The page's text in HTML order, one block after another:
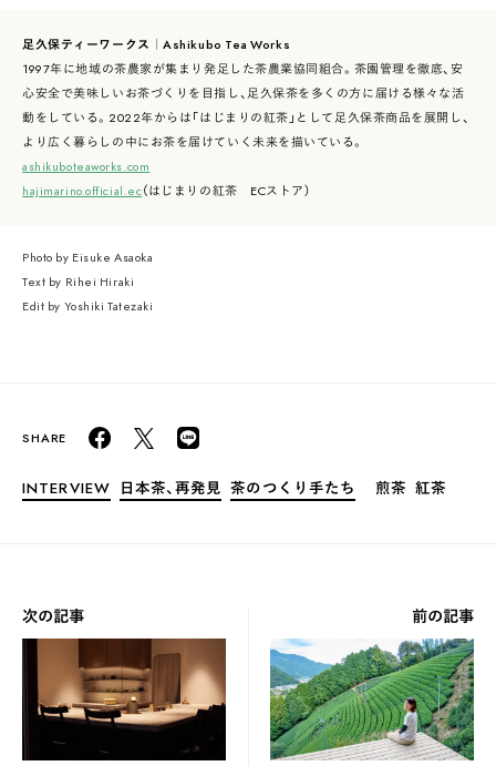
足久保ティーワークス｜Ashikubo Tea Works
1997年に地域の茶農家が集まり発足した茶農業協同組合。茶園管理を徹底、安
心安全で美味しいお茶づくりを目指し、足久保茶を多くの方に届ける様々な活
動をしている。2022年からは「はじまりの紅茶」として足久保茶商品を展開し、
より広く暮らしの中にお茶を届けていく未来を描いている。
ashikuboteaworks.com
hajimarino.official.ec（はじまりの紅茶 ECストア）
Photo by Eisuke Asaoka
Text by Rihei Hiraki
Edit by Yoshiki Tatezaki
INTERVIEW 日本茶、再発見 茶のつくり手たち 煎茶 紅茶
次の記事 前の記事